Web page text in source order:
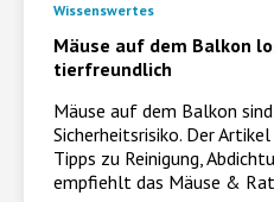
Mäuse auf dem Balkon
tierfreundlich
Mäuse auf dem Balkon
Sicherheitsrisiko. Der
Tipps zu Reinigung,
empfiehlt das Mäuse &
Wissenswertes